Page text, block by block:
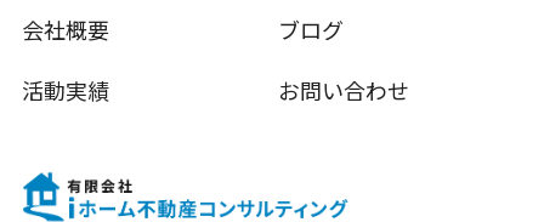
会社概要
ブログ
活動実績
お問い合わせ